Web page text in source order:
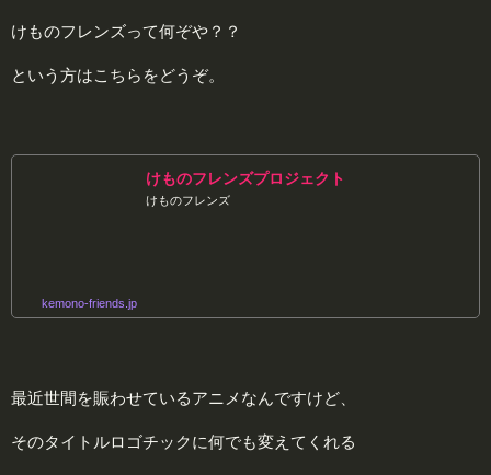
けものフレンズって何ぞや？？
という方はこちらをどうぞ。
けものフレンズプロジェクト
けものフレンズ
kemono-friends.jp
最近世間を賑わせているアニメなんですけど、
そのタイトルロゴチックに何でも変えてくれる